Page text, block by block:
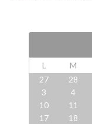
L M
27
28
3
4
10
11
17
18